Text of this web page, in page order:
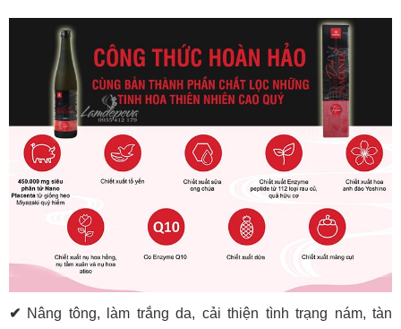
✔ Nâng tông, làm trắng da, cải thiện tình trạng nám, tàn